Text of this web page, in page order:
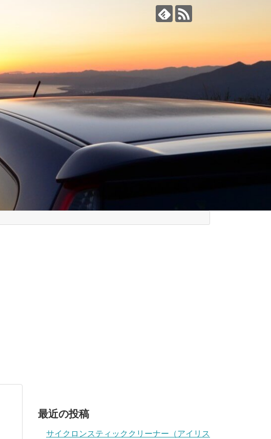
最近の投稿
サイクロンスティッククリーナー（アイリス